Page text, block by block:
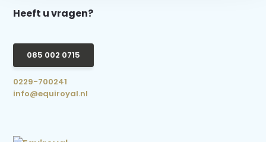
Heeft u vragen?
085 002 0715
0229-700241
info@equiroyal.nl